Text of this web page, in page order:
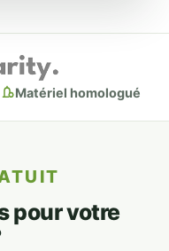
Matériel homologué
pour votre